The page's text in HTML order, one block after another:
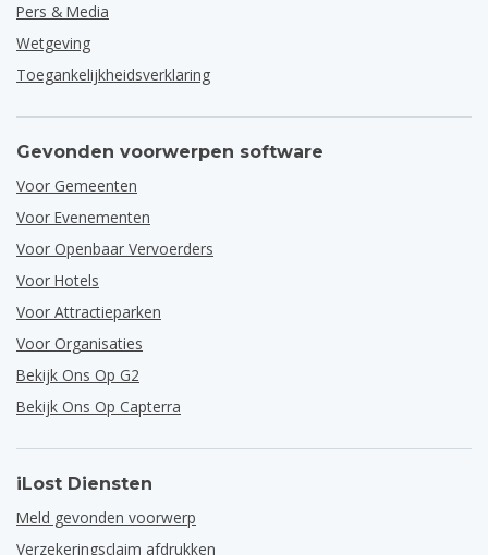
Pers & Media
Wetgeving
Toegankelijkheidsverklaring
Gevonden voorwerpen software
Voor Gemeenten
Voor Evenementen
Voor Openbaar Vervoerders
Voor Hotels
Voor Attractieparken
Voor Organisaties
Bekijk Ons Op G2
Bekijk Ons Op Capterra
iLost Diensten
Meld gevonden voorwerp
Verzekeringsclaim afdrukken